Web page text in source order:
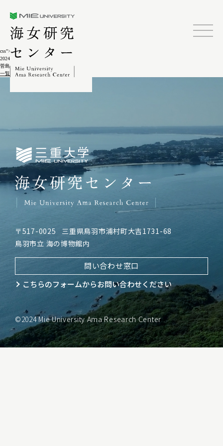
css">
2024.02.04
菅島しろんご祭13-4
一覧に戻る
三重大学海女研究センター
〒517-0025
三重県鳥羽市浦村町大吉1731-68
鳥羽市立 海の博物館内
問い合わせ窓口
こちらのフォームからお問い合わせください
©2024 Mie University Ama Research Center